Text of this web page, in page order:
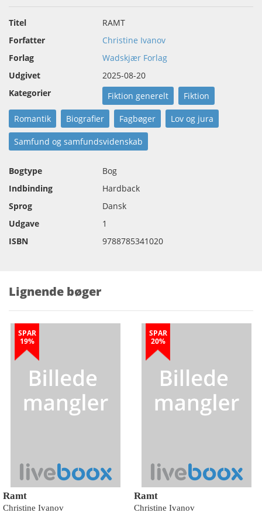
Titel
RAMT
Forfatter
Christine Ivanov
Forlag
Wadskjær Forlag
Udgivet
2025-08-20
Kategorier
Fiktion generelt Fiktion
Romantik Biografier Fagbøger Lov og jura
Samfund og samfundsvidenskab
Bogtype
Bog
Indbinding
Hardback
Sprog
Dansk
Udgave
1
ISBN
9788785341020
Lignende bøger
SPAR
19%
Ramt
Christine Ivanov
SPAR
20%
Ramt
Christine Ivanov